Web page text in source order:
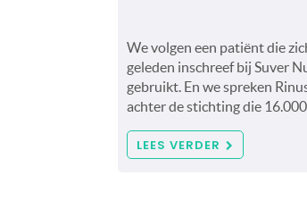
We volgen een patiënt die
geleden inschreef bij Suver
gebruikt. En we spreken
achter de stichting die
LEES VERDER